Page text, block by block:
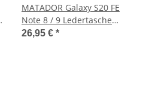
MATADOR Galaxy S20 FE
Note 8 / 9 Ledertasche
Vertikal Braun
26,95 € *